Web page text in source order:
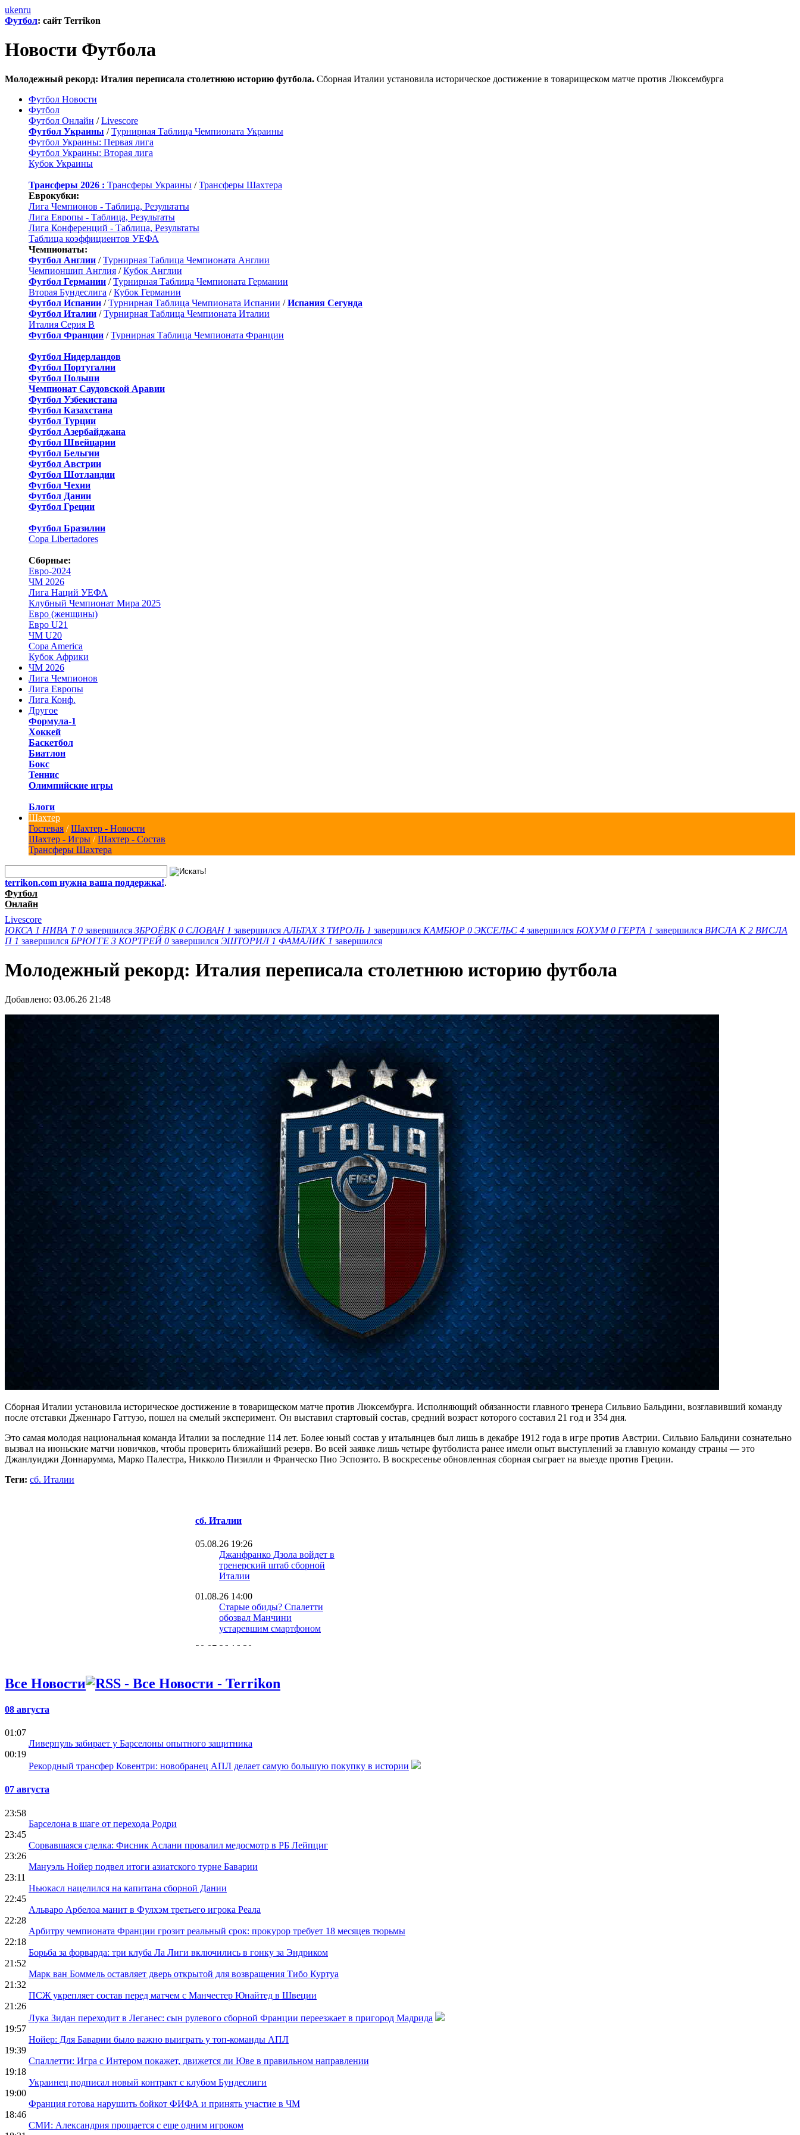
ukenru
Футбол: сайт Terrikon
Новости Футбола
Молодежный рекорд: Италия переписала столетнюю историю футбола. Сборная Италии установила историческое достижение в товарищеском матче против Люксембурга
Футбол Новости
Футбол
Футбол Онлайн /Livescore
Футбол Украины /Турнирная Таблица Чемпионата Украины
Футбол Украины: Первая лига
Футбол Украины: Вторая лига
Кубок Украины
Трансферы 2026 : Трансферы Украины /Трансферы Шахтера
Еврокубки:
Лига Чемпионов - Таблица, Результаты
Лига Европы - Таблица, Результаты
Лига Конференций - Таблица, Результаты
Таблица коэффициентов УЕФА
Чемпионаты:
Футбол Англии /Турнирная Таблица Чемпионата Англии
Чемпионшип Англия /Кубок Англии
Футбол Германии /Турнирная Таблица Чемпионата Германии
Вторая Бундеслига /Кубок Германии
Футбол Испании /Турнирная Таблица Чемпионата Испании /Испания Сегунда
Футбол Италии /Турнирная Таблица Чемпионата Италии
Италия Серия B
Футбол Франции /Турнирная Таблица Чемпионата Франции
Футбол Нидерландов
Футбол Португалии
Футбол Польши
Чемпионат Саудовской Аравии
Футбол Узбекистана
Футбол Казахстана
Футбол Турции
Футбол Азербайджана
Футбол Швейцарии
Футбол Бельгии
Футбол Австрии
Футбол Шотландии
Футбол Чехии
Футбол Дании
Футбол Греции
Футбол Бразилии
Copa Libertadores
Сборные:
Евро-2024
ЧМ 2026
Лига Наций УЕФА
Клубный Чемпионат Мира 2025
Евро (женщины)
Евро U21
ЧМ U20
Copa America
Кубок Африки
ЧМ 2026
Лига Чемпионов
Лига Европы
Лига Конф.
Другое
Формула-1
Хоккей
Баскетбол
Биатлон
Бокс
Теннис
Олимпийские игры
Блоги
Шахтер
Гостевая /Шахтер - Новости
Шахтер - Игры /Шахтер - Состав
Трансферы Шахтера
terrikon.com нужна ваша поддержка!.
Футбол
Онлайн
Livescore
ЮКСА 1 НИВА Т 0 завершился ЗБРОЁВК 0 СЛОВАН 1 завершился АЛЬТАХ 3 ТИРОЛЬ 1 завершился КАМБЮР 0 ЭКСЕЛЬС 4 завершился БОХУМ 0 ГЕРТА 1 завершился ВИСЛА K 2 ВИСЛА
П 1 завершился БРЮГГЕ 3 КОРТРЕЙ 0 завершился ЭШТОРИЛ 1 ФАМАЛИК 1 завершился
Молодежный рекорд: Италия переписала столетнюю историю футбола
Добавлено: 03.06.26 21:48
Сборная Италии установила историческое достижение в товарищеском матче против Люксембурга. Исполняющий обязанности главного тренера Сильвио Бальдини, возглавивший команду
после отставки Дженнаро Гаттузо, пошел на смелый эксперимент. Он выставил стартовый состав, средний возраст которого составил 21 год и 354 дня.
Это самая молодая национальная команда Италии за последние 114 лет. Более юный состав у итальянцев был лишь в декабре 1912 года в игре против Австрии. Сильвио Бальдини сознательно
вызвал на июньские матчи новичков, чтобы проверить ближайший резерв. Во всей заявке лишь четыре футболиста ранее имели опыт выступлений за главную команду страны — это
Джанлуиджи Доннарумма, Марко Палестра, Никколо Пизилли и Франческо Пио Эспозито. В воскресенье обновленная сборная сыграет на выезде против Греции.
Теги: сб. Италии
сб. Италии
05.08.26 19:26
Джанфранко Дзола войдет в
тренерский штаб сборной
Италии
01.08.26 14:00
Старые обиды? Спалетти
обозвал Манчини
устаревшим смартфоном
30.07.26 16:30
Италии
Официально: Манчини -
Все Новости
08 августа
01:07
Ливерпуль забирает у Барселоны опытного защитника
00:19
Рекордный трансфер Ковентри: новобранец АПЛ делает самую большую покупку в истории
07 августа
23:58
Барселона в шаге от перехода Родри
23:45
Сорвавшаяся сделка: Фисник Аслани провалил медосмотр в РБ Лейпциг
23:26
Мануэль Нойер подвел итоги азиатского турне Баварии
23:11
Ньюкасл нацелился на капитана сборной Дании
22:45
Альваро Арбелоа манит в Фулхэм третьего игрока Реала
22:28
Арбитру чемпионата Франции грозит реальный срок: прокурор требует 18 месяцев тюрьмы
22:18
Борьба за форварда: три клуба Ла Лиги включились в гонку за Эндриком
21:52
Марк ван Боммель оставляет дверь открытой для возвращения Тибо Куртуа
21:32
ПСЖ укрепляет состав перед матчем с Манчестер Юнайтед в Швеции
21:26
Лука Зидан переходит в Леганес: сын рулевого сборной Франции переезжает в пригород Мадрида
19:57
Нойер: Для Баварии было важно выиграть у топ-команды АПЛ
19:39
Спаллетти: Игра с Интером покажет, движется ли Юве в правильном направлении
19:18
Украинец подписал новый контракт с клубом Бундеслиги
19:00
Франция готова нарушить бойкот ФИФА и принять участие в ЧМ
18:46
СМИ: Александрия прощается с еще одним игроком